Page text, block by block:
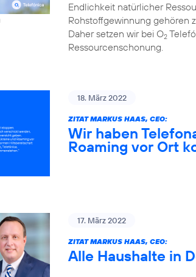
Endlichkeit natürlicher
Rohstoffgewinnung gehören
Daher setzen wir bei O2
Ressourcenschonung.
18. März 2022
ZITAT MARKUS HAAS, CEO:
Wir haben
Roaming vor Ort
17. März 2022
ZITAT MARKUS HAAS, CEO:
Alle Haushalte in